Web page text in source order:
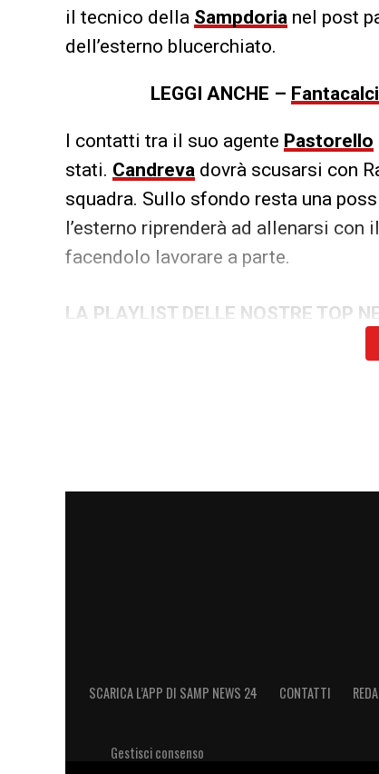
il tecnico della Sampdoria nel post
dell’esterno blucerchiato.
LEGGI ANCHE –
I contatti tra il suo agente Pastorello
stati. Candreva dovrà scusarsi con
squadra. Sullo sfondo resta una
l’esterno riprenderà ad allenarsi con
facendolo lavorare a parte.
LA PLAYLIST DELLE NOSTRE TOP
SCARICA L’APP DI SAMP NEWS 24 CONTATTI
Gestisci consenso